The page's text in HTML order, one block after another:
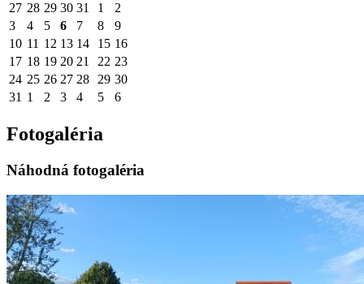
27 28 29 30 31 1
2
3
4 5 6 7 8
9
10 11 12 13 14 15 16
17 18 19 20 21 22 23
24 25 26 27 28 29 30
31 1 2 3 4 5 6
Fotogaléria
Náhodná fotogaléria